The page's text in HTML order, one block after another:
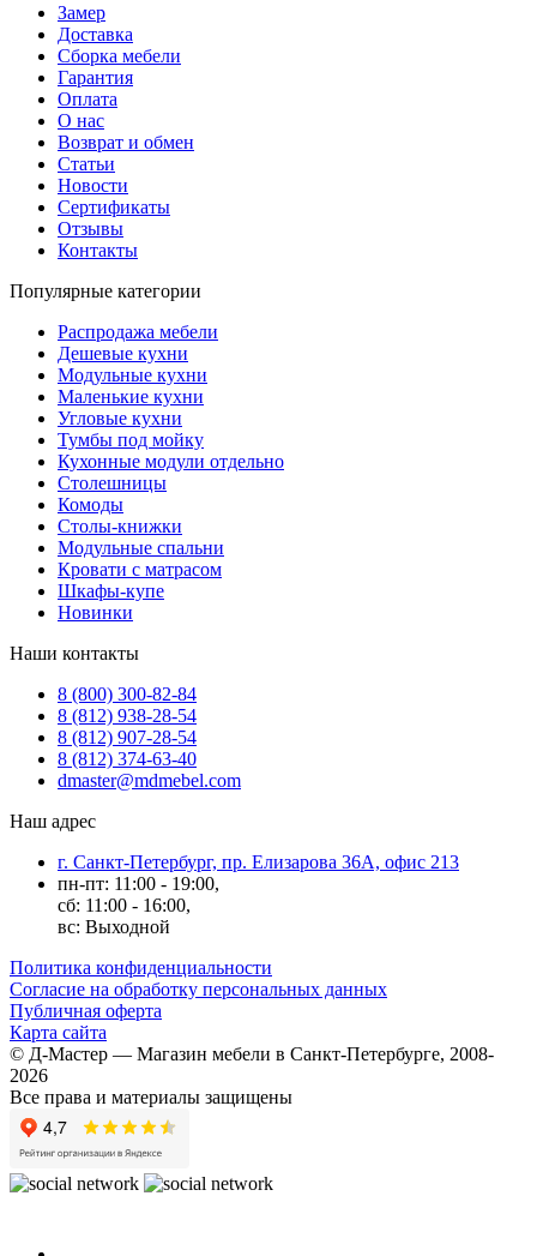
Замер
Доставка
Сборка мебели
Гарантия
Оплата
О нас
Возврат и обмен
Статьи
Новости
Сертификаты
Отзывы
Контакты
Популярные категории
Распродажа мебели
Дешевые кухни
Модульные кухни
Маленькие кухни
Угловые кухни
Тумбы под мойку
Кухонные модули отдельно
Столешницы
Комоды
Столы-книжки
Модульные спальни
Кровати с матрасом
Шкафы-купе
Новинки
Наши контакты
8 (800) 300-82-84
8 (812) 938-28-54
8 (812) 907-28-54
8 (812) 374-63-40
dmaster@mdmebel.com
Наш адрес
г. Санкт-Петербург, пр. Елизарова 36А, офис 213
пн-пт: 11:00 - 19:00,
сб: 11:00 - 16:00,
вс: Выходной
Политика конфиденциальности
Согласие на обработку персональных данных
Публичная оферта
Карта сайта
© Д-Мастер — Магазин мебели в Санкт-Петербурге, 2008-
2026
Все права и материалы защищены